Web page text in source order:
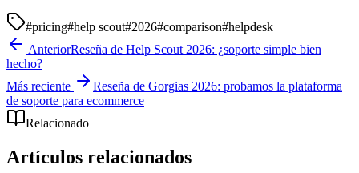
#pricing#help scout#2026#comparison#helpdesk
AnteriorReseña de Help Scout 2026: ¿soporte simple bien
hecho?
Más reciente
Reseña de Gorgias 2026: probamos la plataforma
de soporte para ecommerce
Relacionado
Artículos relacionados